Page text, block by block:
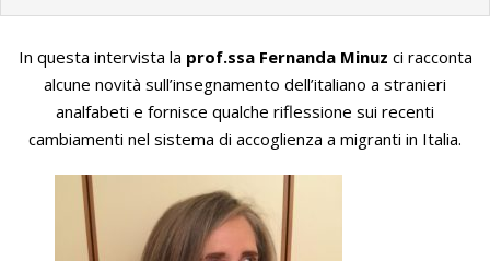
In questa intervista la prof.ssa Fernanda Minuz ci racconta
alcune novità sull’insegnamento dell’italiano a stranieri
analfabeti e fornisce qualche riflessione sui recenti
cambiamenti nel sistema di accoglienza a migranti in Italia.